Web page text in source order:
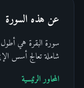
عن هذه السورة
شاملة تعالج أسس
المحاور الرئيسية